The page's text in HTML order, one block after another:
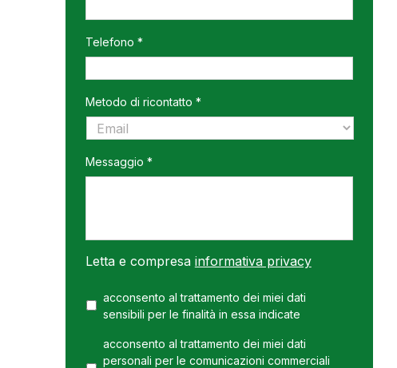
slash
AAAA
Telefono *
Metodo di ricontatto *
Messaggio *
Letta e compresa informativa privacy
acconsento al trattamento dei miei dati
sensibili per le finalità in essa indicate
acconsento al trattamento dei miei dati
personali per le comunicazioni commerciali